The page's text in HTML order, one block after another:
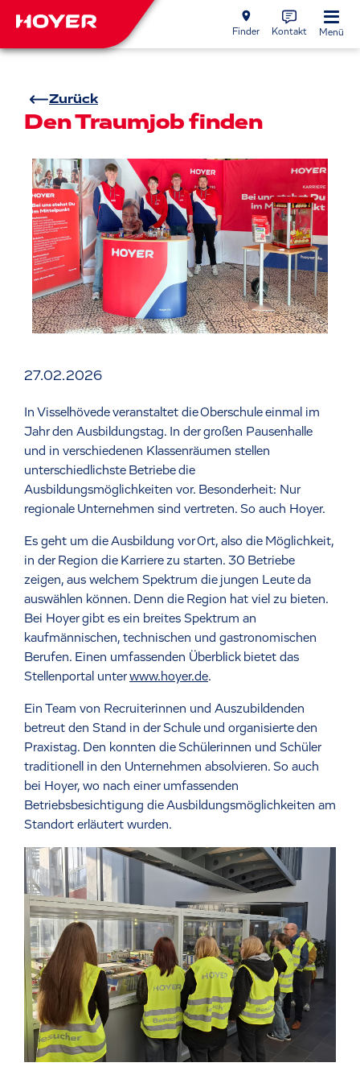
Finder Kontakt Menü
Zurück
Den Traumjob finden
27.02.2026
In Visselhövede veranstaltet die Oberschule einmal im
Jahr den Ausbildungstag. In der großen Pausenhalle
und in verschiedenen Klassenräumen stellen
unterschiedlichste Betriebe die
Ausbildungsmöglichkeiten vor. Besonderheit: Nur
regionale Unternehmen sind vertreten. So auch Hoyer.
Es geht um die Ausbildung vor Ort, also die Möglichkeit,
in der Region die Karriere zu starten. 30 Betriebe
zeigen, aus welchem Spektrum die jungen Leute da
auswählen können. Denn die Region hat viel zu bieten.
Bei Hoyer gibt es ein breites Spektrum an
kaufmännischen, technischen und gastronomischen
Berufen. Einen umfassenden Überblick bietet das
Stellenportal unterwww.hoyer.de.
Ein Team von Recruiterinnen und Auszubildenden
betreut den Stand in der Schule und organisierte den
Praxistag. Den konnten die Schülerinnen und Schüler
traditionell in den Unternehmen absolvieren. So auch
bei Hoyer, wo nach einer umfassenden
Betriebsbesichtigung die Ausbildungsmöglichkeiten am
Standort erläutert wurden.